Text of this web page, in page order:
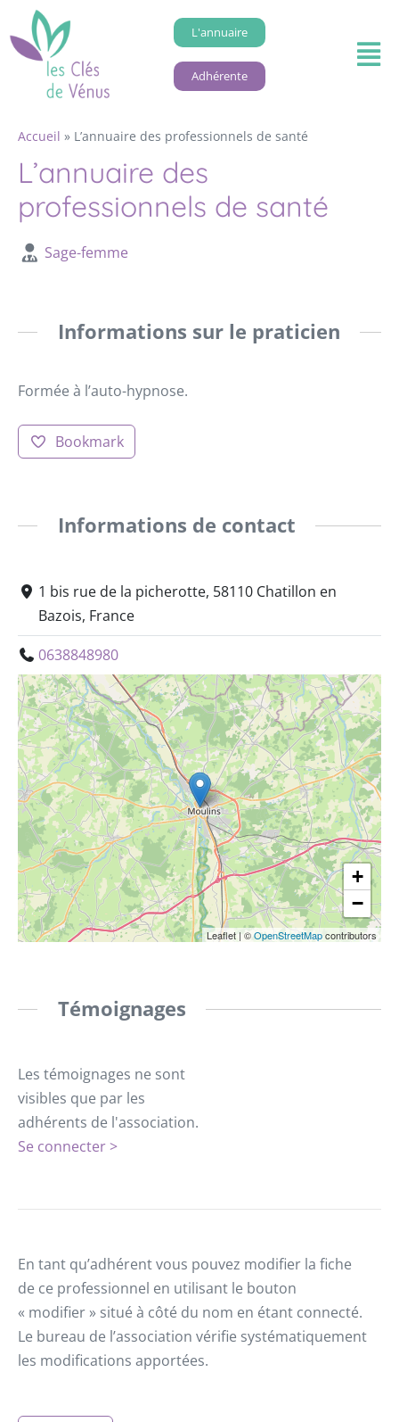
L'annuaire
Adhérente
Accueil » L’annuaire des professionnels de santé
L’annuaire des
professionnels de santé
Sage-femme
Informations sur le praticien
Formée à l’auto-hypnose.
Bookmark
Informations de contact
1 bis rue de la picherotte, 58110 Chatillon en
Bazois, France
0638848980
+
−
Leaflet | ©OpenStreetMapcontributors
Témoignages
Les témoignages ne sont
visibles que par les
adhérents de l'association.
Se connecter >
En tant qu’adhérent vous pouvez modifier la fiche
de ce professionnel en utilisant le bouton
« modifier » situé à côté du nom en étant connecté.
Le bureau de l’association vérifie systématiquement
les modifications apportées.